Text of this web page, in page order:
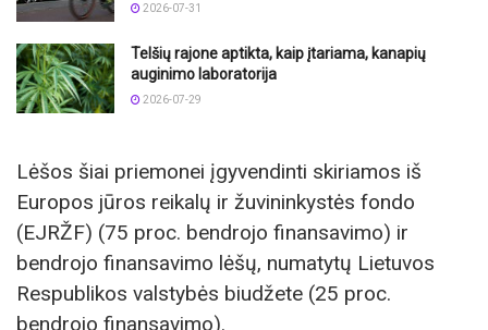
2026-07-31
Telšių rajone aptikta, kaip įtariama, kanapių
auginimo laboratorija
2026-07-29
Lėšos šiai priemonei įgyvendinti skiriamos iš
Europos jūros reikalų ir žuvininkystės fondo
(EJRŽF) (75 proc. bendrojo finansavimo) ir
bendrojo finansavimo lėšų, numatytų Lietuvos
Respublikos valstybės biudžete (25 proc.
bendrojo finansavimo).